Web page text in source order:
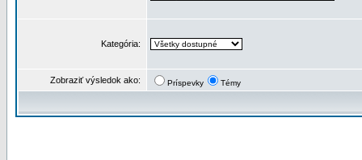
Kategória:
Zobraziť výsledok ako: Príspevky Témy